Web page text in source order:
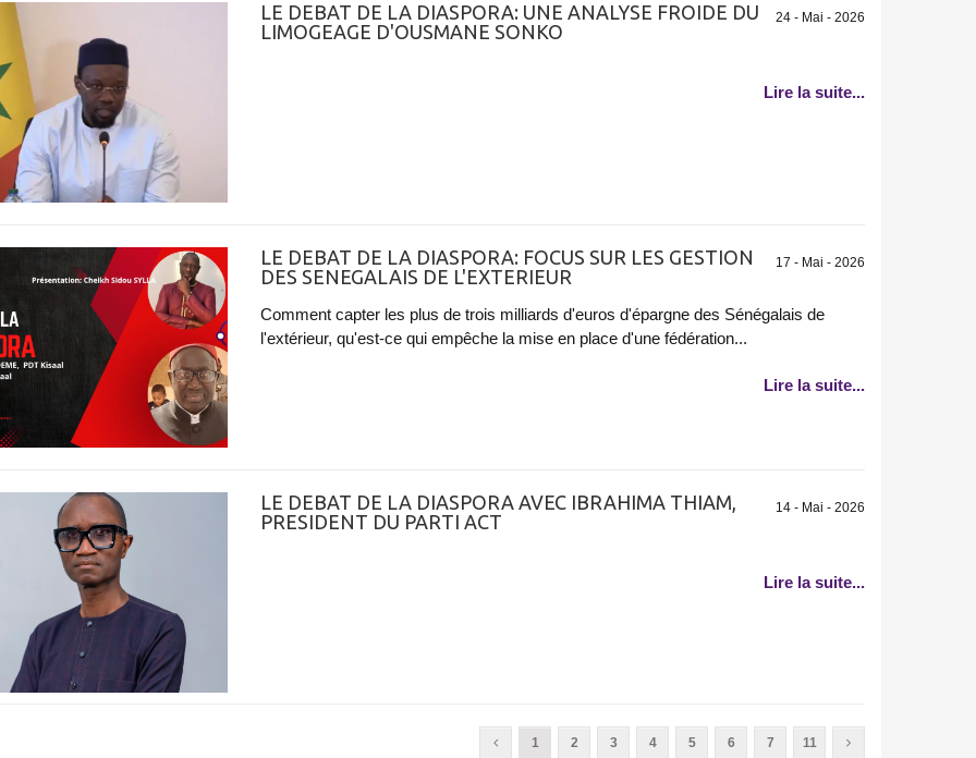
24 - Mai - 2026
LE DEBAT DE LA DIASPORA: UNE ANALYSE FROIDE DU
LIMOGEAGE D'OUSMANE SONKO
Lire la suite...
17 - Mai - 2026
LE DEBAT DE LA DIASPORA: FOCUS SUR LES GESTION
DES SENEGALAIS DE L'EXTERIEUR
Comment capter les plus de trois milliards d'euros d'épargne des Sénégalais de
l'extérieur, qu'est-ce qui empêche la mise en place d'une fédération...
Lire la suite...
14 - Mai - 2026
LE DEBAT DE LA DIASPORA AVEC IBRAHIMA THIAM,
PRESIDENT DU PARTI ACT
Lire la suite...
1 2 3 4 5 6 7 11